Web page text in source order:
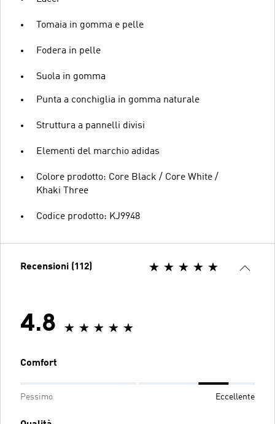
Tomaia in gomma e pelle
Fodera in pelle
Suola in gomma
Punta a conchiglia in gomma naturale
Struttura a pannelli divisi
Elementi del marchio adidas
Colore prodotto: Core Black / Core White /
Khaki Three
Codice prodotto: KJ9948
Recensioni (112)
4.8
Comfort
Pessimo Eccellente